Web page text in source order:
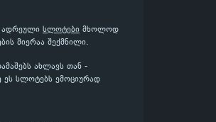
ადრეული სლოტები მხოლოდ
მიერაა შექმნილი.
ახლავს თან -
ეს სლოტებს ემოციურად